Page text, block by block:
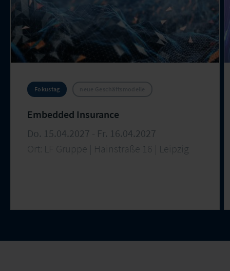
Fokustag
Embedded Insurance
Do. 15.04.2027 - Fr. 16.04.2027
Ort: LF Gruppe | Hainstraße 16 | Leipzig